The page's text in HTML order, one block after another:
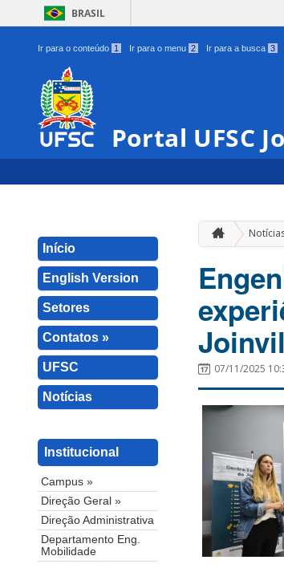
BRASIL
Ir para o conteúdo 1 Ir para o menu 2 Ir para a busca 3
Portal UFSC
Início
English Version
Setores
Contatos »
UFSC
Notícias
Institucional
Campus »
Direção Geral »
Direção Administrativa
Departamento Eng.
Mobilidade
07/11/2025